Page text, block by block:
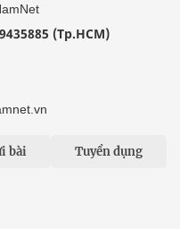
(Tp.HCM)
bài Tuyển dụng